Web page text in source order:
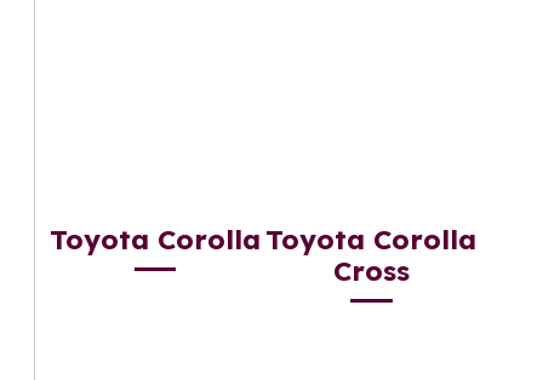
Toyota Corolla Toyota Corolla
Cross